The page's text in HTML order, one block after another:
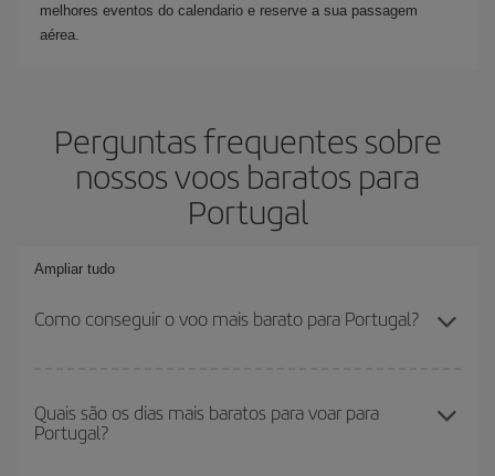
melhores eventos do calendario e reserve a sua passagem
aérea.
Perguntas frequentes sobre
nossos voos baratos para
Portugal
Ampliar tudo
Como conseguir o voo mais barato para Portugal?
mais barato se evitar as altas temporadas, comprar com
antecedência e ser flexível em relação às datas e horários de sua
Quais são os dias mais baratos para voar para
Portugal?